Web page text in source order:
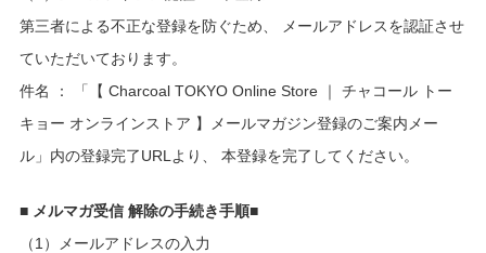
第三者による不正な登録を防ぐため、 メールアドレスを認証させ
ていただいております。
件名 ： 「【 Charcoal TOKYO Online Store ｜ チャコール トー
キョー オンラインストア 】メールマガジン登録のご案内メー
ル」内の登録完了URLより、 本登録を完了してください。
■ メルマガ受信 解除の手続き手順■
（1）メールアドレスの入力